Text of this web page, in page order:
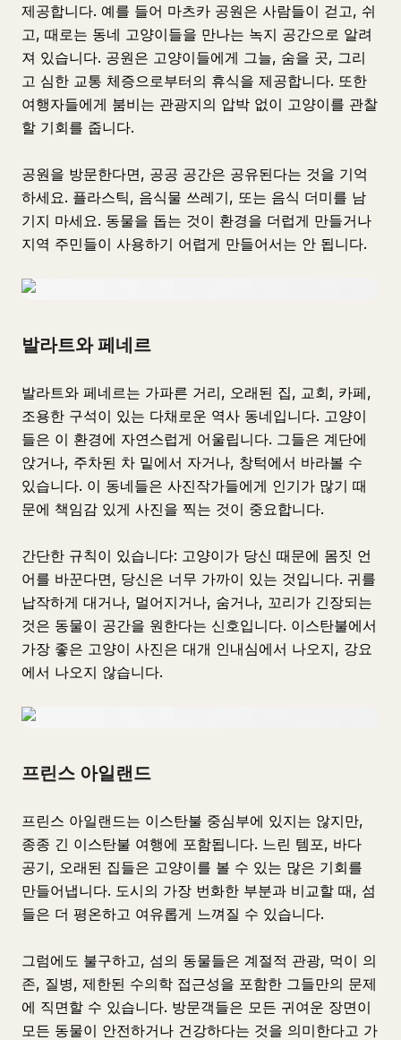
제공합니다. 예를 들어 마츠카 공원은 사람들이 걷고, 쉬
고, 때로는 동네 고양이들을 만나는 녹지 공간으로 알려
져 있습니다. 공원은 고양이들에게 그늘, 숨을 곳, 그리
고 심한 교통 체증으로부터의 휴식을 제공합니다. 또한
여행자들에게 붐비는 관광지의 압박 없이 고양이를 관찰
할 기회를 줍니다.
공원을 방문한다면, 공공 공간은 공유된다는 것을 기억
하세요. 플라스틱, 음식물 쓰레기, 또는 음식 더미를 남
기지 마세요. 동물을 돕는 것이 환경을 더럽게 만들거나
지역 주민들이 사용하기 어렵게 만들어서는 안 됩니다.
발라트와 페네르
발라트와 페네르는 가파른 거리, 오래된 집, 교회, 카페,
조용한 구석이 있는 다채로운 역사 동네입니다. 고양이
들은 이 환경에 자연스럽게 어울립니다. 그들은 계단에
앉거나, 주차된 차 밑에서 자거나, 창턱에서 바라볼 수
있습니다. 이 동네들은 사진작가들에게 인기가 많기 때
문에 책임감 있게 사진을 찍는 것이 중요합니다.
간단한 규칙이 있습니다: 고양이가 당신 때문에 몸짓 언
어를 바꾼다면, 당신은 너무 가까이 있는 것입니다. 귀를
납작하게 대거나, 멀어지거나, 숨거나, 꼬리가 긴장되는
것은 동물이 공간을 원한다는 신호입니다. 이스탄불에서
가장 좋은 고양이 사진은 대개 인내심에서 나오지, 강요
에서 나오지 않습니다.
프린스 아일랜드
프린스 아일랜드는 이스탄불 중심부에 있지는 않지만,
종종 긴 이스탄불 여행에 포함됩니다. 느린 템포, 바다
공기, 오래된 집들은 고양이를 볼 수 있는 많은 기회를
만들어냅니다. 도시의 가장 번화한 부분과 비교할 때, 섬
들은 더 평온하고 여유롭게 느껴질 수 있습니다.
그럼에도 불구하고, 섬의 동물들은 계절적 관광, 먹이 의
존, 질병, 제한된 수의학 접근성을 포함한 그들만의 문제
에 직면할 수 있습니다. 방문객들은 모든 귀여운 장면이
모든 동물이 안전하거나 건강하다는 것을 의미한다고 가